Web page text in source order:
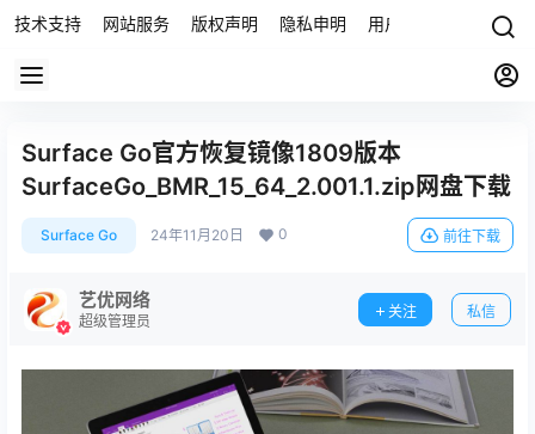
技术支持 网站服务 版权声明 隐私申明 用户协议 联系我们
Surface Go官方恢复镜像1809版本
SurfaceGo_BMR_15_64_2.001.1.zip网盘下载
Surface Go 24年11月20日 0 前往下载
艺优网络
超级管理员
关注 私信